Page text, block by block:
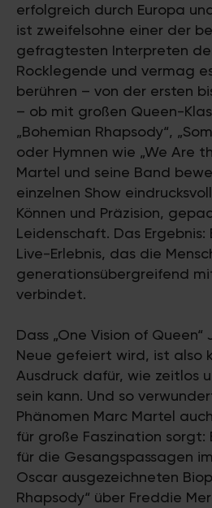
erfolgreich durch Europa
ist zweifelsohne einer der
gefragtesten Interpreten
Rocklegende und vermag
berühren – von der ersten
– ob mit großen Queen-
„Bohemian Rhapsody“,
oder Hymnen wie „We Are
Martel und seine Band
einzelnen Show
Können und Präzision,
Leidenschaft. Das Ergebnis:
Live-Erlebnis, das die
generationsübergreifend
verbindet.
Dass „One Vision of
Neue gefeiert wird, ist also
Ausdruck dafür, wie zeitlos
sein kann. Und so
Phänomen Marc Martel
für große Faszination sorgt:
für die Gesangspassagen
Oscar ausgezeichneten
Rhapsody“ über Freddie